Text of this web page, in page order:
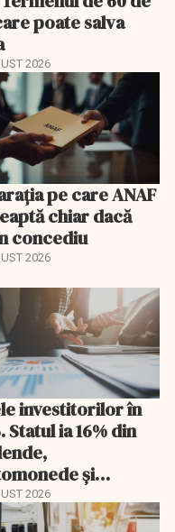
poate salva
2026
pe care ANAF
chiar dacă
concediu
2026
investitorilor în
Statul ia 16% din
și
tranzacții
2026